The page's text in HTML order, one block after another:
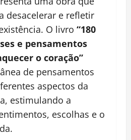
desacelerar e refletir
O livro “180
e pensamentos
o coração”
de pensamentos
aspectos da
estimulando a
escolhas e o